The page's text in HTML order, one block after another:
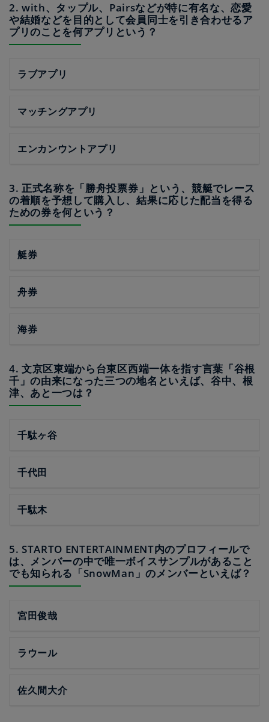
2. with、タップル、Pairsなどが特に有名な、恋愛
や結婚などを目的として会員同士を引き合わせるア
プリのことを何アプリという？
ラブアプリ
マッチングアプリ
エンカンウントアプリ
3. 正式名称を「勝舟投票券」という、競艇でレース
の着順を予想して購入し、結果に応じた配当を得る
ための券を何という？
艇券
舟券
海券
4. 文京区東端から台東区西端一体を指す言葉「谷根
千」の由来になった三つの地名といえば、谷中、根
津、あと一つは？
千駄ヶ谷
千代田
千駄木
5. STARTO ENTERTAINMENT内のプロフィールで
は、メンバーの中で唯一ボイスサンプルがあること
でも知られる「SnowMan」のメンバーといえば？
宮田俊哉
ラウール
佐久間大介